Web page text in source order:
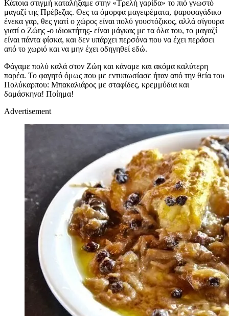
Κάποια στιγμή καταλήξαμε στην «Τρελή γαρίδα» το πιό γνωστό
μαγαζί της Πρέβεζας. Θες τα όμορφα μαγειρέματα, ψαροφαγάδικο
ένεκα γαρ, θες γιατί ο χώρος είναι πολύ γουστόζικος, αλλά σίγουρα
γιατί ο Ζώης -ο ιδιοκτήτης- είναι μάγκας με τα όλα του, το μαγαζί
είναι πάντα φίσκα, και δεν υπάρχει περσόνα που να έχει περάσει
από το χωριό και να μην έχει οδηγηθεί εδώ.
Φάγαμε πολύ καλά στον Ζώη και κάναμε και ακόμα καλύτερη
παρέα. Το φαγητό όμως που με εντυπωσίασε ήταν από την θεία του
Πολύκαρπου: Μπακαλιάρος με σταφίδες, κρεμμύδια και
δαμάσκηνα! Ποίημα!
Advertisement